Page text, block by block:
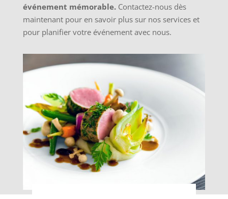
événement mémorable. Contactez-nous dès
maintenant pour en savoir plus sur nos services et
pour planifier votre événement avec nous.